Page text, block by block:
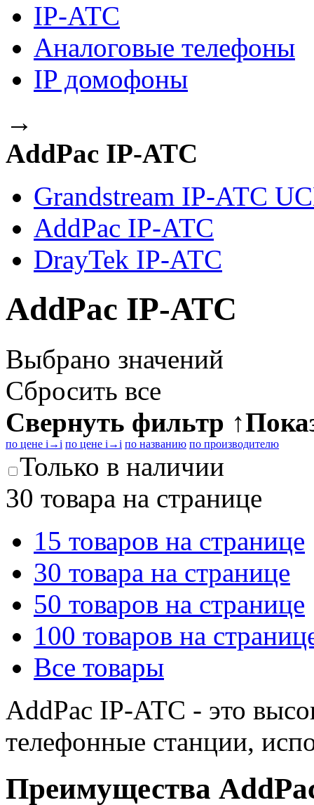
IP-АТС
Аналоговые телефоны
IP домофоны
→
AddPac IP-АТС
Grandstream IP-АТС
AddPac IP-АТС
DrayTek IP-АТС
AddPac IP-АТС
Выбрано значений
Сбросить все
Свернуть фильтр ↑
по цене i →i по цене i →i по названию по производителю
Только в наличии
30 товара на странице
15 товаров на странице
30 товара на странице
50 товаров на странице
100 товаров на
Все товары
AddPac IP-АТС - это
телефонные станции,
Преимущества